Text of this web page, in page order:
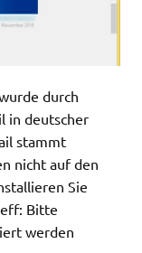
durch
in deutscher
stammt
nicht auf den
Sie
Bitte
werden